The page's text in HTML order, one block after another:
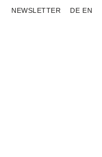
NEWSLETTER DE EN